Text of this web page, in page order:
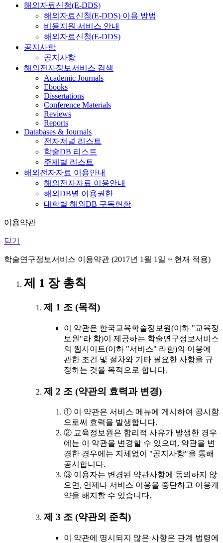
해외자료신청(E-DDS)
해외자료신청(E-DDS) 이용 방법
비용지원 서비스 안내
해외자료신청(E-DDS)
공지사항
공지사항
해외전자정보서비스 검색
Academic Journals
Ebooks
Dissertations
Conference Materials
Reviews
Reports
Databases & Journals
전자저널 리스트
학술DB 리스트
주제별 리스트
해외전자자료 이용안내
해외전자자료 이용안내
해외DB별 이용권한
대학별 해외DB 구독현황
이용약관
닫기
학술연구정보서비스 이용약관 (2017년 1월 1일 ~ 현재 적용)
제 1 장 총칙
제 1 조 (목적)
이 약관은 한국교육학술정보원(이하 "교육정
보원"라 함)이 제공하는 학술연구정보서비스
의 웹사이트(이하 "서비스" 라함)의 이용에
관한 조건 및 절차와 기타 필요한 사항을 규
정하는 것을 목적으로 합니다.
제 2 조 (약관의 효력과 변경)
① 이 약관은 서비스 메뉴에 게시하여 공시함
으로써 효력을 발생합니다.
② 교육정보원은 합리적 사유가 발생한 경우
에는 이 약관을 변경할 수 있으며, 약관을 변
경한 경우에는 지체없이 "공지사항"을 통해
공시합니다.
③ 이용자는 변경된 약관사항에 동의하지 않
으면, 언제나 서비스 이용을 중단하고 이용계
약을 해지할 수 있습니다.
제 3 조 (약관외 준칙)
이 약관에 명시되지 않은 사항은 관계 법령에